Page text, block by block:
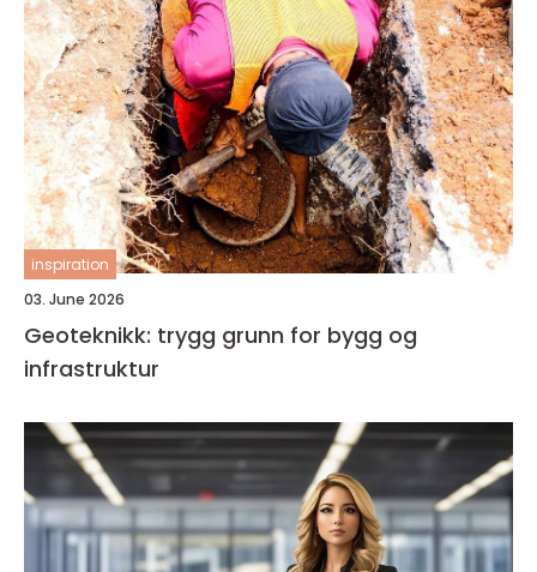
inspiration
03. June 2026
Geoteknikk: trygg grunn for bygg og
infrastruktur